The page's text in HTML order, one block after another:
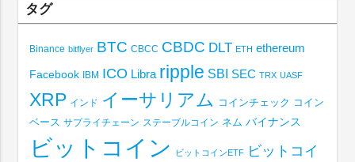
タグ
Binance bitflyer BTC CBCC CBDC DLT ETH ethereum
Facebook IBM ICO Libra ripple SBI SEC TRX UASF
XRP インド イーサリアム コインチェック コイン
ベース サプライチェーン ステーブルコイン ネム バイナンス
ビットコイン ビットコインETF ビットコイ